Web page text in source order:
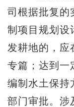
司根据批复的
制项目规划设
发耕地的，应
专篇；达到一
编制水土保持
部门审批。涉